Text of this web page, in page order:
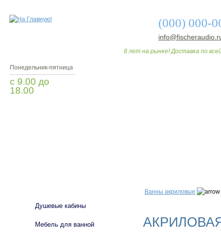
(000) 000-
8 лет на рынке! Доставка по
Понедельник-пятница
с 9.00 до
18.00
Ванны акриловые
Душевые кабины
Мебель для ванной